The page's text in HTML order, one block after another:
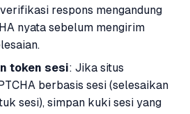
respons mengandung
nyata sebelum mengirim
token sesi: Jika situs
berbasis sesi (selesaikan
sesi), simpan kuki sesi yang